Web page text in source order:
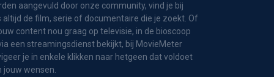
aangevuld door onze community, vind je bij
altijd de film, serie of documentaire die je zoekt. Of
content nou graag op televisie, in de bioscoop
een streamingsdienst bekijkt, bij MovieMeter
je in enkele klikken naar hetgeen dat voldoet
jouw wensen.